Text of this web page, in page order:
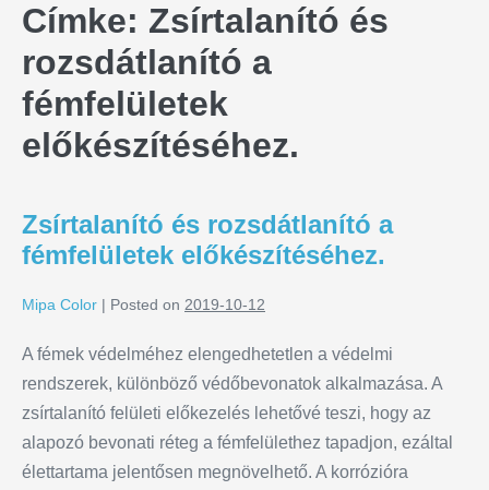
Címke: Zsírtalanító és
rozsdátlanító a
fémfelületek
előkészítéséhez.
Zsírtalanító és rozsdátlanító a
fémfelületek előkészítéséhez.
Mipa Color | Posted on 2019-10-12
A fémek védelméhez elengedhetetlen a védelmi
rendszerek, különböző védőbevonatok alkalmazása. A
zsírtalanító felületi előkezelés lehetővé teszi, hogy az
alapozó bevonati réteg a fémfelülethez tapadjon, ezáltal
élettartama jelentősen megnövelhető. A korrózióra